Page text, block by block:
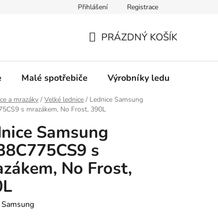
Oprava a výkup výrobníků ledu Značka Bauknecht
Přihlášení Registrace
KOŠÍK
PRÁZDNÝ KOŠÍK
Malé spotřebiče Výrobníky ledu
a mrazáky / Velké lednice / Lednice Samsung
s mrazákem, No Frost, 390L
Samsung
s
No Frost,
Samsung